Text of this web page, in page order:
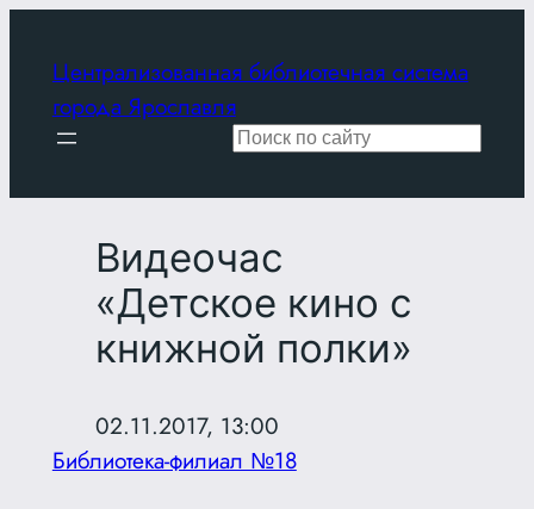
содержимому
Централизованная библиотечная система
города Ярославля
Поиск
Видеочас
«Детское кино с
книжной полки»
02.11.2017, 13:00
Библиотека-филиал №18